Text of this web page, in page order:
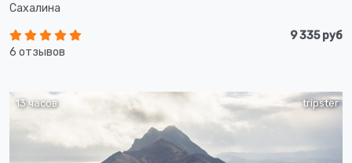
Сахалина
6 отзывов
9 335 руб
tripster
13 часов